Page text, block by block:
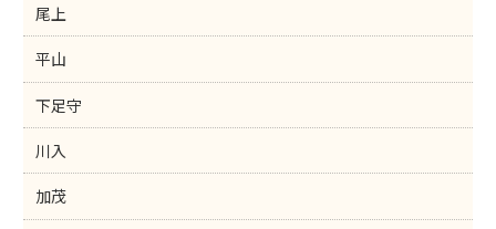
尾上
平山
下足守
川入
加茂